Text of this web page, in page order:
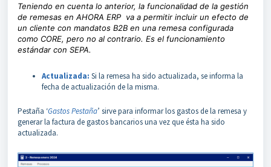
Teniendo en cuenta lo anterior, la funcionalidad de la gestión
de remesas en AHORA ERP va a permitir incluir un efecto de
un cliente con mandatos B2B en una remesa configurada
como CORE, pero no al contrario. Es el funcionamiento
estándar con SEPA.
Actualizada: Si la remesa ha sido actualizada, se informa la
fecha de actualización de la misma.
Pestaña ‘Gastos Pestaña’ sirve para informar los gastos de la remesa y
generar la factura de gastos bancarios una vez que ésta ha sido
actualizada.